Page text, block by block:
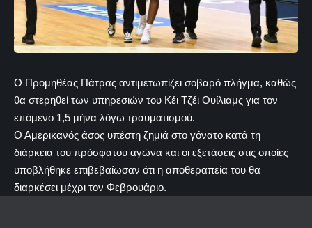
Ο Προμηθέας Πάτρας αντιμετωπίζει σοβαρό πλήγμα, καθώς
θα στερηθεί των υπηρεσιών του Κέι Τζέι Ουίλιαμς για τον
επόμενο 1,5 μήνα λόγω τραυματισμού.
Ο Αμερικανός άσος υπέστη ζημιά στο γόνατο κατά τη
διάρκεια του πρόσφατου αγώνα και οι εξετάσεις στις οποίες
υποβλήθηκε επιβεβαίωσαν ότι η αποθεραπεία του θα
διαρκέσει μέχρι τον Φεβρουάριο.